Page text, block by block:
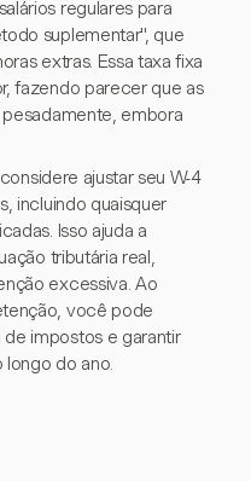
regulares para
suplementar", que
extras. Essa taxa fixa
fazendo parecer que as
embora
ajustar seu W-4
incluindo quaisquer
Isso ajuda a
tributária real,
excessiva. Ao
você pode
impostos e garantir
longo do ano.